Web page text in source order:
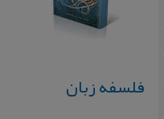
فلسفه زبان